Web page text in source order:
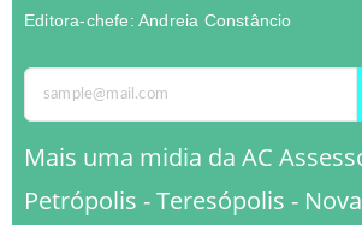
Editora-chefe: Andreia Constâncio
Mais uma midia da AC
Petrópolis - Teresópolis -